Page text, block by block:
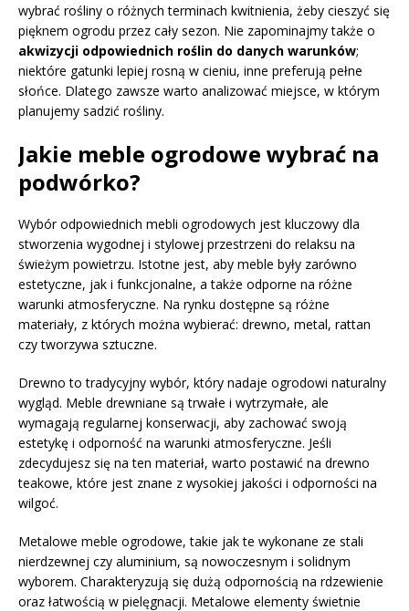
wybrać rośliny o różnych terminach kwitnienia, żeby cieszyć się
pięknem ogrodu przez cały sezon. Nie zapominajmy także o
akwizycji odpowiednich roślin do danych warunków;
niektóre gatunki lepiej rosną w cieniu, inne preferują pełne
słońce. Dlatego zawsze warto analizować miejsce, w którym
planujemy sadzić rośliny.
Jakie meble ogrodowe wybrać na
podwórko?
Wybór odpowiednich mebli ogrodowych jest kluczowy dla
stworzenia wygodnej i stylowej przestrzeni do relaksu na
świeżym powietrzu. Istotne jest, aby meble były zarówno
estetyczne, jak i funkcjonalne, a także odporne na różne
warunki atmosferyczne. Na rynku dostępne są różne
materiały, z których można wybierać: drewno, metal, rattan
czy tworzywa sztuczne.
Drewno to tradycyjny wybór, który nadaje ogrodowi naturalny
wygląd. Meble drewniane są trwałe i wytrzymałe, ale
wymagają regularnej konserwacji, aby zachować swoją
estetykę i odporność na warunki atmosferyczne. Jeśli
zdecydujesz się na ten materiał, warto postawić na drewno
teakowe, które jest znane z wysokiej jakości i odporności na
wilgoć.
Metalowe meble ogrodowe, takie jak te wykonane ze stali
nierdzewnej czy aluminium, są nowoczesnym i solidnym
wyborem. Charakteryzują się dużą odpornością na rdzewienie
oraz łatwością w pielęgnacji. Metalowe elementy świetnie